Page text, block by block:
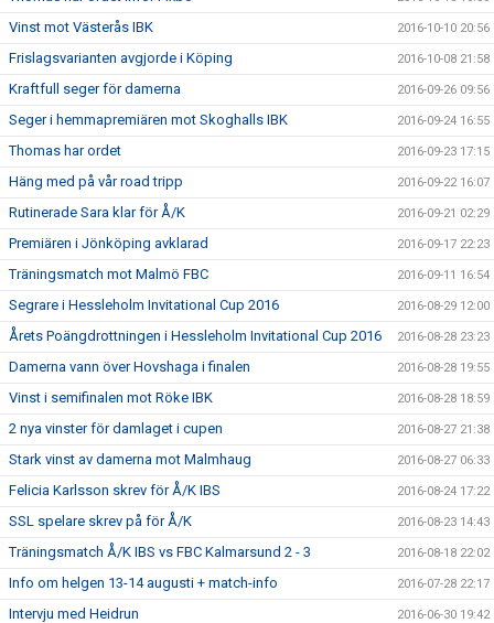
Vinst mot Västerås IBK 2016-10-10 20:56
Frislagsvarianten avgjorde i Köping 2016-10-08 21:58
Kraftfull seger för damerna 2016-09-26 09:56
Seger i hemmapremiären mot Skoghalls IBK 2016-09-24 16:55
Thomas har ordet 2016-09-23 17:15
Häng med på vår road tripp 2016-09-22 16:07
Rutinerade Sara klar för Å/K 2016-09-21 02:29
Premiären i Jönköping avklarad 2016-09-17 22:23
Träningsmatch mot Malmö FBC 2016-09-11 16:54
Segrare i Hessleholm Invitational Cup 2016 2016-08-29 12:00
Årets Poängdrottningen i Hessleholm Invitational Cup 2016 2016-08-28 23:23
Damerna vann över Hovshaga i finalen 2016-08-28 19:55
Vinst i semifinalen mot Röke IBK 2016-08-28 18:59
2 nya vinster för damlaget i cupen 2016-08-27 21:38
Stark vinst av damerna mot Malmhaug 2016-08-27 06:33
Felicia Karlsson skrev för Å/K IBS 2016-08-24 17:22
SSL spelare skrev på för Å/K 2016-08-23 14:43
Träningsmatch Å/K IBS vs FBC Kalmarsund 2 - 3 2016-08-18 22:02
Info om helgen 13-14 augusti + match-info 2016-07-28 22:17
Intervju med Heidrun 2016-06-30 19:42